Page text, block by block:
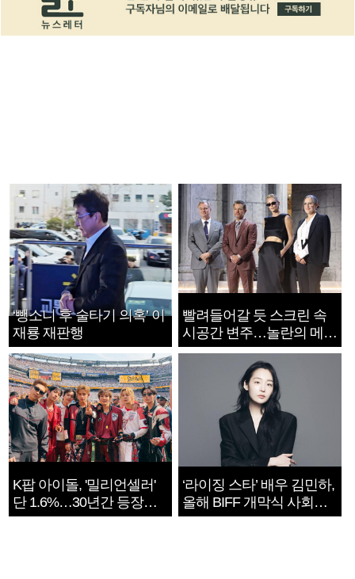
‘뺑소니 후 술타기 의혹’ 이
재룡 재판행
빨려들어갈 듯 스크린 속
시공간 변주…놀란의 메시
지는 ‘전쟁 속죄’
K팝 아이돌, '밀리언셀러'
단 1.6%…30년간 등장
1182개팀 전수조사
‘라이징 스타’ 배우 김민하,
올해 BIFF 개막식 사회자
확정